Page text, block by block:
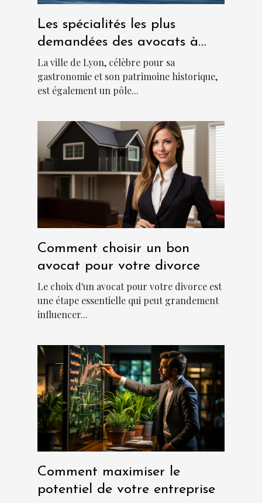
Les spécialités les plus
demandées des avocats à
Lyon
La ville de Lyon, célèbre pour sa
gastronomie et son patrimoine historique,
est également un pôle...
Comment choisir un bon
avocat pour votre divorce
Le choix d'un avocat pour votre divorce est
une étape essentielle qui peut grandement
influencer...
Comment maximiser le
potentiel de votre entreprise